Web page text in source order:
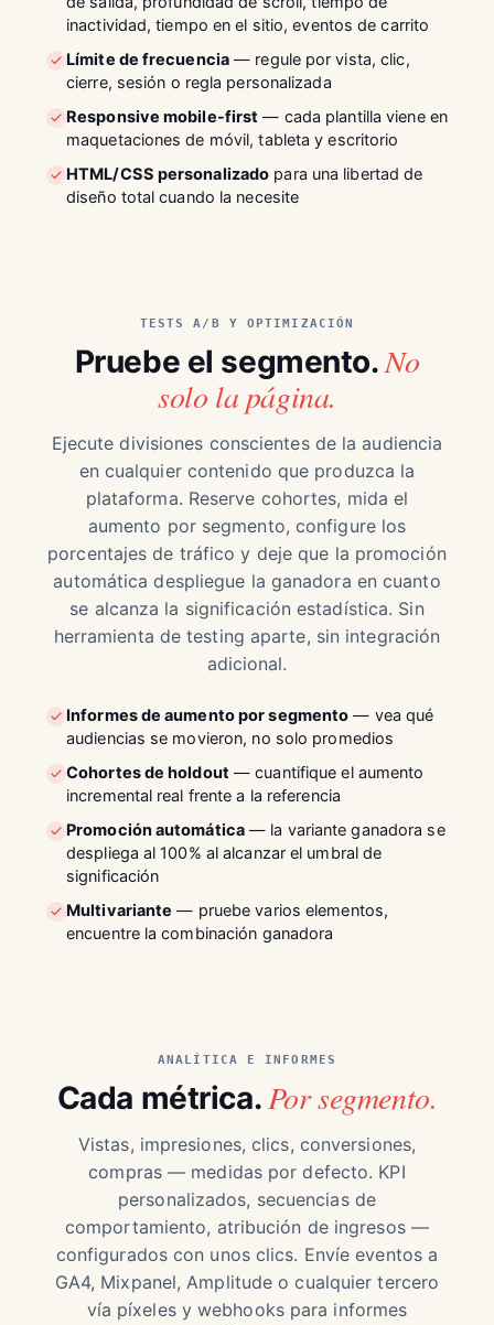
inactividad, tiempo en el sitio, eventos de carrito
Límite de frecuencia — regule por vista, clic,
cierre, sesión o regla personalizada
Responsive mobile-first — cada plantilla viene en
maquetaciones de móvil, tableta y escritorio
HTML/CSS personalizado para una libertad de
diseño total cuando la necesite
TESTS A/B Y OPTIMIZACIÓN
Pruebe el segmento.No
solo la página.
Ejecute divisiones conscientes de la audiencia
en cualquier contenido que produzca la
plataforma. Reserve cohortes, mida el
aumento por segmento, configure los
porcentajes de tráfico y deje que la promoción
automática despliegue la ganadora en cuanto
se alcanza la significación estadística. Sin
herramienta de testing aparte, sin integración
adicional.
Informes de aumento por segmento — vea qué
audiencias se movieron, no solo promedios
Cohortes de holdout— cuantifique el aumento
incremental real frente a la referencia
Promoción automática — la variante ganadora se
despliega al 100% al alcanzar el umbral de
significación
Multivariante — pruebe varios elementos,
encuentre la combinación ganadora
ANALÍTICA E INFORMES
Cada métrica.Por segmento.
Vistas, impresiones, clics, conversiones,
compras — medidas por defecto. KPI
personalizados, secuencias de
comportamiento, atribución de ingresos —
configurados con unos clics. Envíe eventos a
GA4, Mixpanel, Amplitude o cualquier tercero
vía píxeles y webhooks para informes